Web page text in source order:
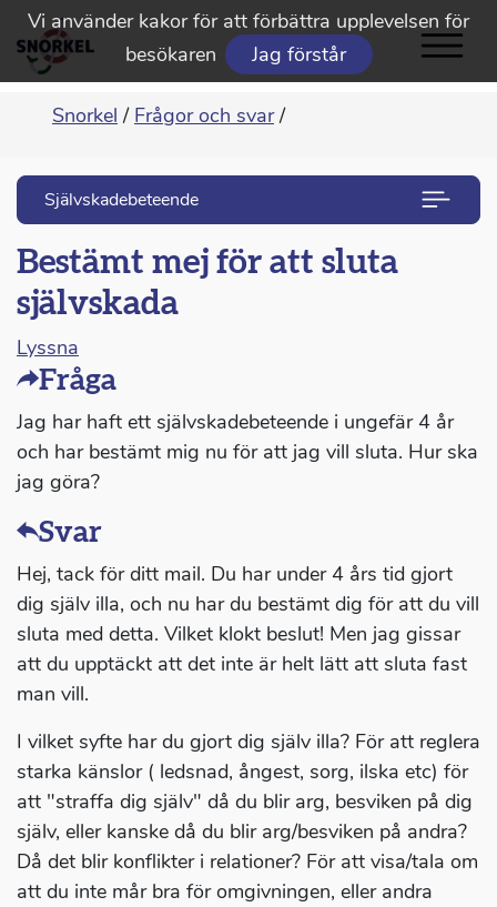
Vi använder kakor för att förbättra upplevelsen för
besökaren
Jag förstår
Snorkel / Frågor och svar /
Självskadebeteende
Bestämt mej för att sluta
självskada
Lyssna
Fråga
Jag har haft ett självskadebeteende i ungefär 4 år
och har bestämt mig nu för att jag vill sluta. Hur ska
jag göra?
Svar
Hej, tack för ditt mail. Du har under 4 års tid gjort
dig själv illa, och nu har du bestämt dig för att du vill
sluta med detta. Vilket klokt beslut! Men jag gissar
att du upptäckt att det inte är helt lätt att sluta fast
man vill.
I vilket syfte har du gjort dig själv illa? För att reglera
starka känslor ( ledsnad, ångest, sorg, ilska etc) för
att "straffa dig själv" då du blir arg, besviken på dig
själv, eller kanske då du blir arg/besviken på andra?
Då det blir konflikter i relationer? För att visa/tala om
att du inte mår bra för omgivningen, eller andra